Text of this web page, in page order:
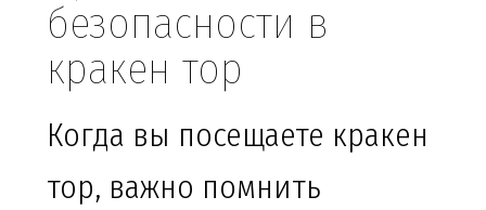
безопасности в
кракен тор
Когда вы посещаете кракен
тор, важно помнить